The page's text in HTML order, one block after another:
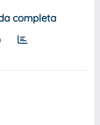
completa